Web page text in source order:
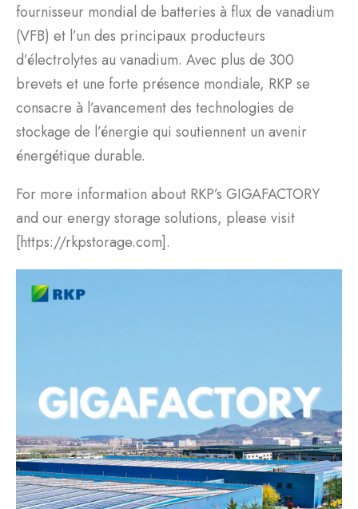
fournisseur mondial de batteries à flux de vanadium
(VFB) et l’un des principaux producteurs
d’électrolytes au vanadium. Avec plus de 300
brevets et une forte présence mondiale, RKP se
consacre à l’avancement des technologies de
stockage de l’énergie qui soutiennent un avenir
énergétique durable.
For more information about RKP’s GIGAFACTORY
and our energy storage solutions, please visit
[https://rkpstorage.com].